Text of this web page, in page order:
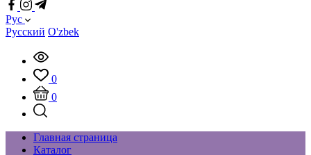
Рус
Русский O'zbek
0
0
Главная страница
Каталог